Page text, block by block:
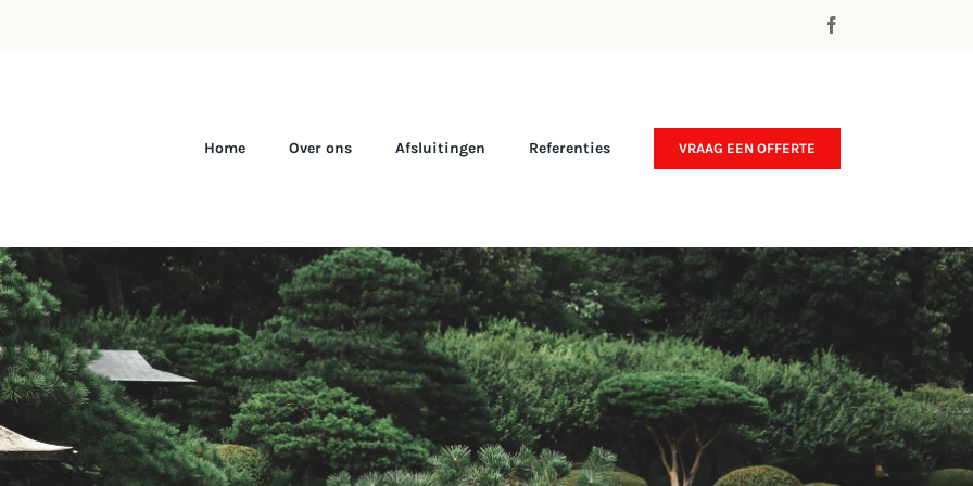
Home Over ons Afsluitingen Referenties VRAAG EEN OFFERTE